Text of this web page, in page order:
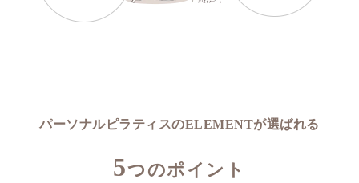
パーソナルピラティスのELEMENTが選ばれる
5つのポイント